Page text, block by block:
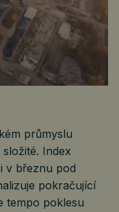
průmyslu
Index
v březnu pod
pokračující
tempo poklesu